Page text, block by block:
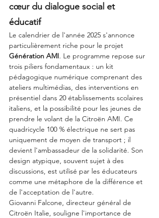
cœur du dialogue social et
éducatif
Le calendrier de l'année 2025 s'annonce
particulièrement riche pour le projet
Génération AMI. Le programme repose sur
trois piliers fondamentaux : un kit
pédagogique numérique comprenant des
ateliers multimédias, des interventions en
présentiel dans 20 établissements scolaires
italiens, et la possibilité pour les jeunes de
prendre le volant de la Citroën AMI. Ce
quadricycle 100 % électrique ne sert pas
uniquement de moyen de transport ; il
devient l'ambassadeur de la solidarité. Son
design atypique, souvent sujet à des
discussions, est utilisé par les éducateurs
comme une métaphore de la différence et
de l'acceptation de l'autre.
Giovanni Falcone, directeur général de
Citroën Italie, souligne l'importance de